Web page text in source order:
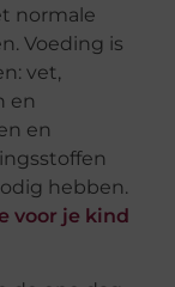
normale
Voeding is
vet,
en
en
hebben.
voor je kind